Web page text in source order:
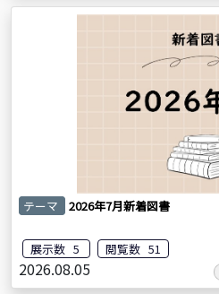
テーマ 2026年7月新着図書
展示数 5 閲覧数 51
2026.08.05